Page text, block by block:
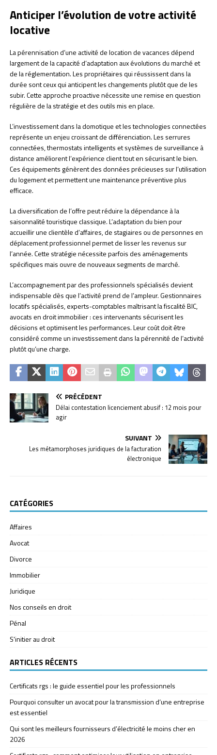
Anticiper l’évolution de votre activité
locative
La pérennisation d’une activité de location de vacances dépend
largement de la capacité d’adaptation aux évolutions du marché et
de la réglementation. Les propriétaires qui réussissent dans la
durée sont ceux qui anticipent les changements plutôt que de les
subir. Cette approche proactive nécessite une remise en question
régulière de la stratégie et des outils mis en place.
L’investissement dans la domotique et les technologies connectées
représente un enjeu croissant de différenciation. Les serrures
connectées, thermostats intelligents et systèmes de surveillance à
distance améliorent l’expérience client tout en sécurisant le bien.
Ces équipements génèrent des données précieuses sur l’utilisation
du logement et permettent une maintenance préventive plus
efficace.
La diversification de l’offre peut réduire la dépendance à la
saisonnalité touristique classique. L’adaptation du bien pour
accueillir une clientèle d’affaires, de stagiaires ou de personnes en
déplacement professionnel permet de lisser les revenus sur
l’année. Cette stratégie nécessite parfois des aménagements
spécifiques mais ouvre de nouveaux segments de marché.
L’accompagnement par des professionnels spécialisés devient
indispensable dès que l’activité prend de l’ampleur. Gestionnaires
locatifs spécialisés, experts-comptables maîtrisant la fiscalité BIC,
avocats en droit immobilier : ces intervenants sécurisent les
décisions et optimisent les performances. Leur coût doit être
considéré comme un investissement dans la pérennité de l’activité
plutôt qu’une charge.
PRÉCÉDENT
Délai contestation licenciement abusif : 12 mois pour
agir
SUIVANT
Les métamorphoses juridiques de la facturation
électronique
CATÉGORIES
Affaires
Avocat
Divorce
Immobilier
Juridique
Nos conseils en droit
Pénal
S'initier au droit
ARTICLES RÉCENTS
Certificats rgs : le guide essentiel pour les professionnels
Pourquoi consulter un avocat pour la transmission d’une entreprise
est essentiel
Qui sont les meilleurs fournisseurs d’électricité le moins cher en
2026